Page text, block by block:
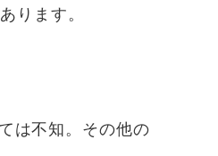
ります。
は不知。その他の